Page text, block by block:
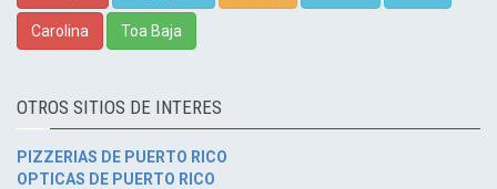
Carolina Toa Baja
OTROS SITIOS DE INTERES
PIZZERIAS DE PUERTO RICO
OPTICAS DE PUERTO RICO